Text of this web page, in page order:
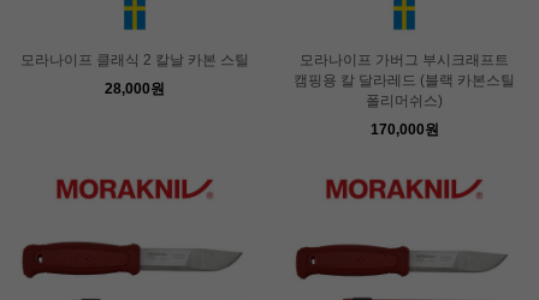
모라나이프 클래식 2 칼날 카본 스틸
28,000원
모라나이프 가버그 부시크래프트
캠핑용 칼 달라레드 (블랙 카본스틸
폴리머쉬스)
170,000원